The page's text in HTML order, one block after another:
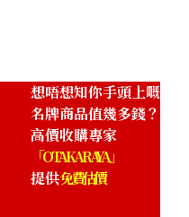
想唔想知你手頭上嘅
名牌商品值幾多錢？
高價收購專家
「OTAKARAYA」
提供免費估價